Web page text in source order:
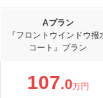
Aプラン
『フロントウインドウ撥
コート』プラン
107.0万円